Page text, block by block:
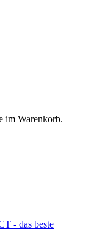
im Warenkorb.